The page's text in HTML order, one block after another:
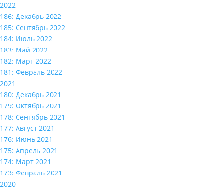
2022
186: Декабрь 2022
185: Сентябрь 2022
184: Июль 2022
183: Май 2022
182: Март 2022
181: Февраль 2022
2021
180: Декабрь 2021
179: Октябрь 2021
178: Сентябрь 2021
177: Август 2021
176: Июнь 2021
175: Апрель 2021
174: Март 2021
173: Февраль 2021
2020